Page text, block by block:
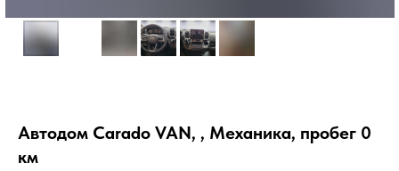
Автодом Carado VAN, , Механика, пробег 0
км